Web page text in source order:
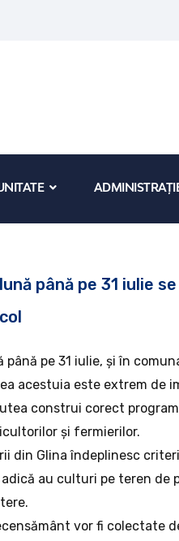
până pe 31 iulie
până pe 31 iulie, și în
acestuia este extrem
construi corect
și fermierilor.
din Glina îndeplinesc
adică au culturi pe teren
vor fi colectate